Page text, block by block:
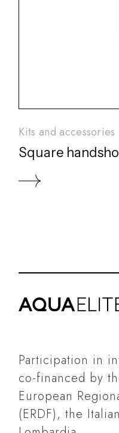
Kits and accessories
Square
Participation in
co-financed by
European
(ERDF), the